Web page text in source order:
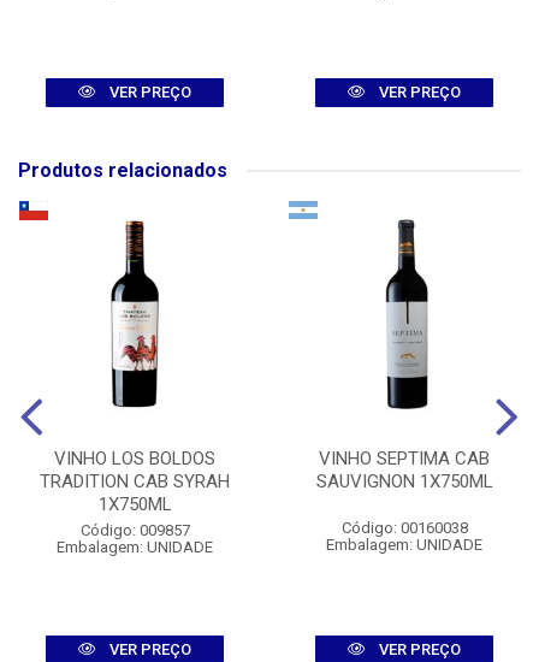
VER PREÇO VER PREÇO
Produtos relacionados
VINHO LOS BOLDOS
TRADITION CAB SYRAH
1X750ML
Código: 009857
Embalagem: UNIDADE
VER PREÇO
VINHO SEPTIMA CAB
SAUVIGNON 1X750ML
Código: 00160038
Embalagem: UNIDADE
VER PREÇO